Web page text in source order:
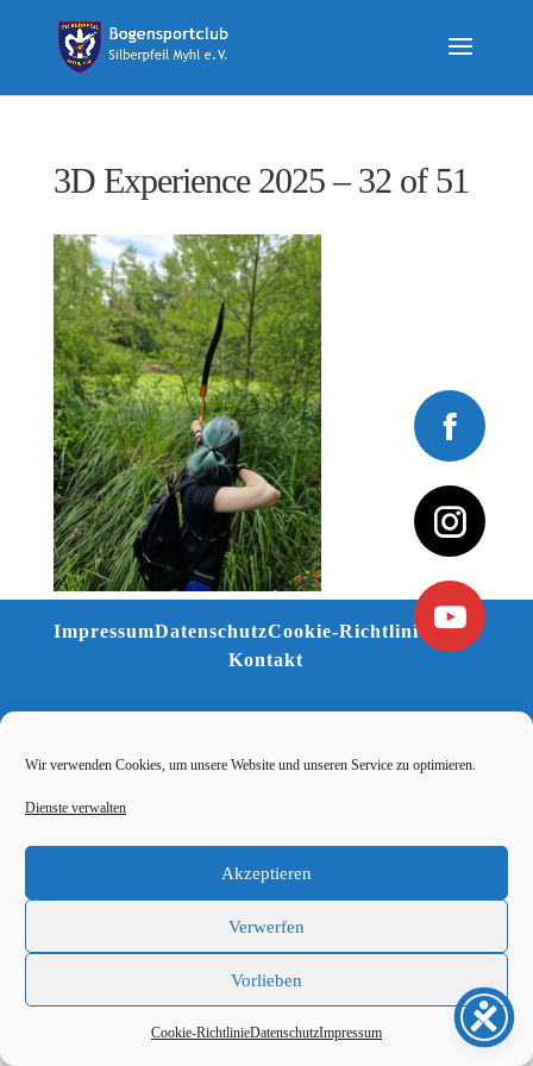
Wir verwenden Cookies, um unsere Website und unseren Service zu optimieren.
Dienste verwalten
Akzeptieren
Verwerfen
Vorlieben
Cookie-RichtlinieDatenschutzImpressum
3D Experience 2025 – 32 of 51
ImpressumDatenschutzCookie-Richtlinie (EU)
Kontakt